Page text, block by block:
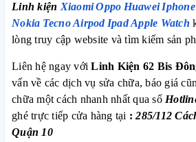
Linh kiện XiaomiOppo Huawei Iphone
Nokia TecnoAirpod IpadApple Watch
lòng truy cập website và tìm kiếm sản
Liên hệ ngay vớiLinh Kiện 62 Bis
vấn về các dịch vụ sửa chữa, báo giá
chữa một cách nhanh nhất qua số
ghé trực tiếp cửa hàng tại :285/112
Quận 10